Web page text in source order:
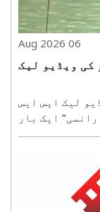
06 Aug 2026
کی ویڈیو لیک
شوٹنگ کے دوران مہیش بابو کی ویڈیو لیک ایس ایس
ایک بار
کی شوٹنگ کے
میڈیا پر